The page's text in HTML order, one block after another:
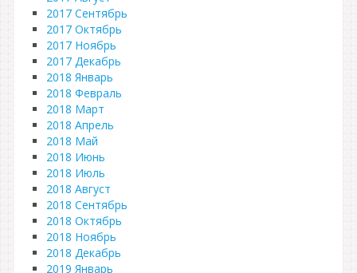
2017 Сентябрь
2017 Октябрь
2017 Ноябрь
2017 Декабрь
2018 Январь
2018 Февраль
2018 Март
2018 Апрель
2018 Май
2018 Июнь
2018 Июль
2018 Август
2018 Сентябрь
2018 Октябрь
2018 Ноябрь
2018 Декабрь
2019 Январь